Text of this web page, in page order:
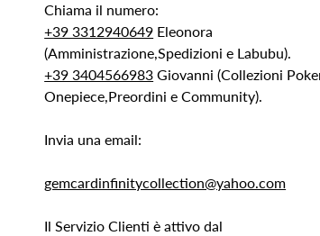
Chiama il numero:
+39 3312940649 Eleonora
(Amministrazione,Spedizioni e Labubu).
+39 3404566983 Giovanni (Collezioni
Onepiece,Preordini e Community).
Invia una email:
gemcardinfinitycollection@yahoo.com
Il Servizio Clienti è attivo dal